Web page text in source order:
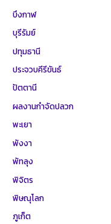
บึงกาฬ
บุรีรัมย์
ปทุมธานี
ประจวบคีรีขันธ์
ปัตตานี
ผลงานกำจัดปลวก
พะเยา
พังงา
พัทลุง
พิจิตร
พิษณุโลก
ภูเก็ต